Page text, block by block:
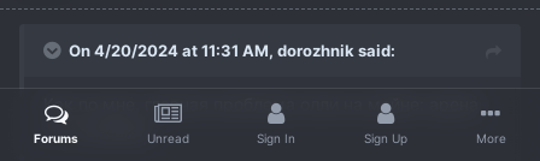
On 4/20/2024 at 11:31 AM, dorozhnik said:
Как по мне, главная проблема олли на мейне: арена
со столбами!
Forums Unread Sign In Sign Up More